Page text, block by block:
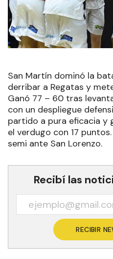
San Martín dominó la
derribar a Regatas y
Ganó 77 – 60 tras
con un despliegue
partido a pura eficacia y
el verdugo con 17
semi ante San Lorenzo.
Recibí las
RECIBIR